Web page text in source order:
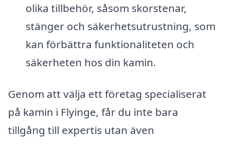
olika tillbehör, såsom skorstenar,
stänger och säkerhetsutrustning, som
kan förbättra funktionaliteten och
säkerheten hos din kamin.
Genom att välja ett företag specialiserat
på kamin i Flyinge, får du inte bara
tillgång till expertis utan även